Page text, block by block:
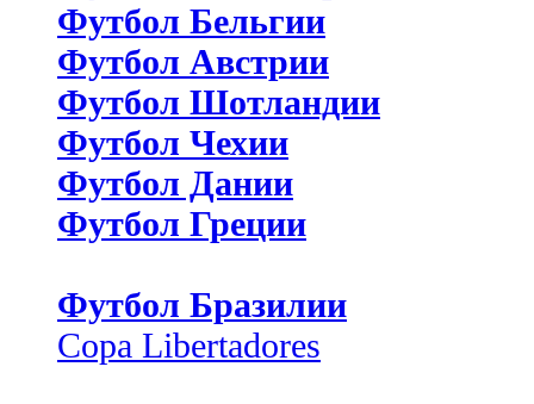
Футбол Бельгии
Футбол Австрии
Футбол Шотландии
Футбол Чехии
Футбол Дании
Футбол Греции
Футбол Бразилии
Copa Libertadores